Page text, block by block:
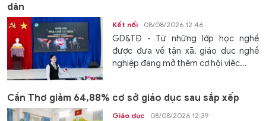
dân
Kết nối 08/08/2026 12:46
GD&TĐ - Từ những lớp học nghề
được đưa về tận xã, giáo dục nghề
nghiệp đang mở thêm cơ hội việc...
Cần Thơ giảm 64,88% cơ sở giáo dục sau sắp xếp
Giáo dục 08/08/2026 12:39